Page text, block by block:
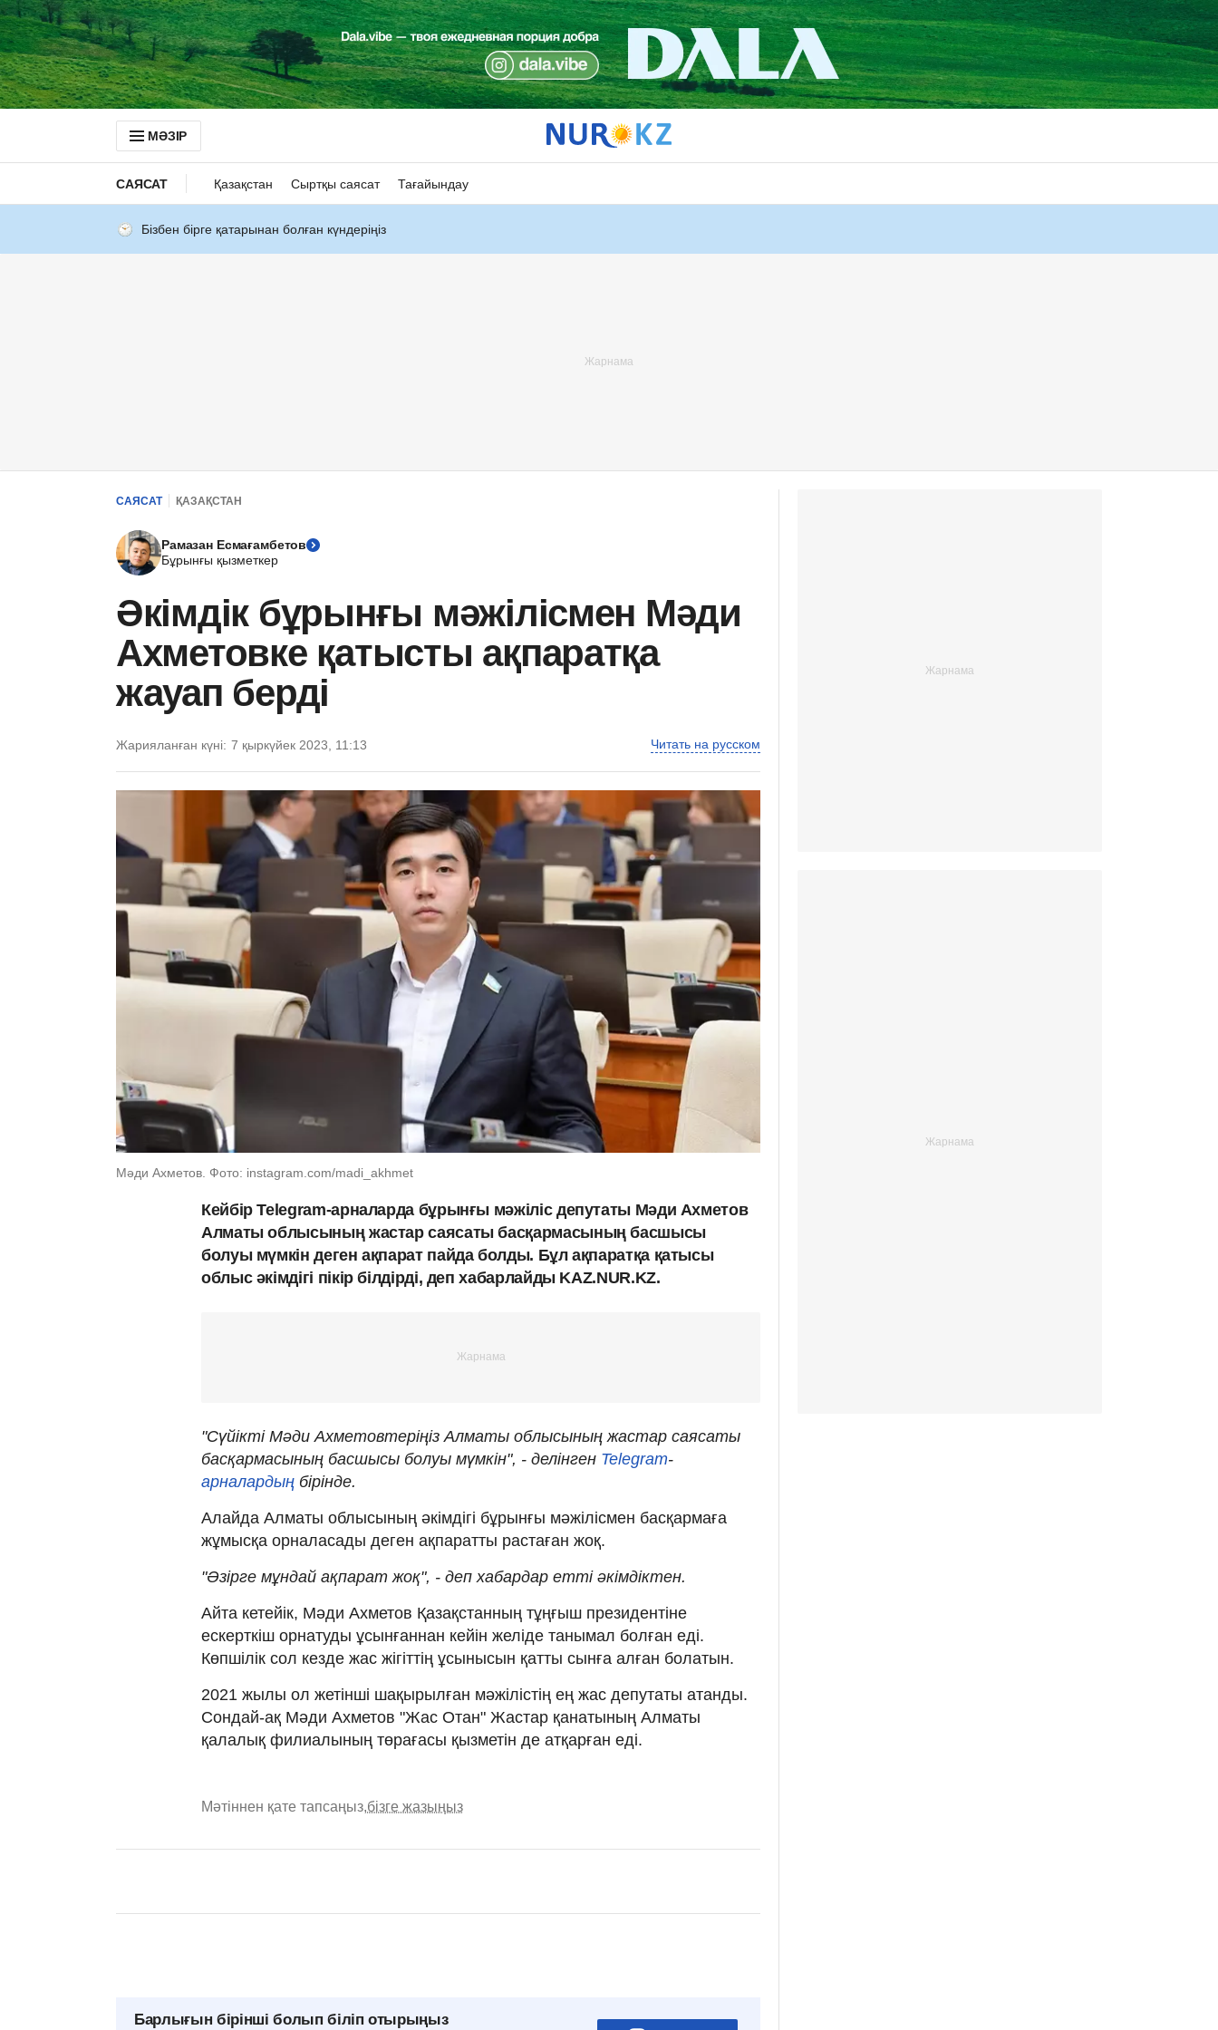
МӘЗІР
САЯСАТ Қазақстан Сыртқы саясат Тағайындау
Бізбен бірге қатарынан болған күндеріңіз
САЯСАТ ҚАЗАҚСТАН
Рамазан Есмағамбетов
Бұрынғы қызметкер
Әкімдік бұрынғы мәжілісмен Мәди
Ахметовке қатысты ақпаратқа
жауап берді
Жарияланған күні: 7 қыркүйек 2023, 11:13 Читать на русском
Мәди Ахметов. Фото: instagram.com/madi_akhmet
Кейбір Telegram-арналарда бұрынғы мәжіліс депутаты Мәди Ахметов
Алматы облысының жастар саясаты басқармасының басшысы
болуы мүмкін деген ақпарат пайда болды. Бұл ақпаратқа қатысы
облыс әкімдігі пікір білдірді, деп хабарлайды KAZ.NUR.KZ.
"Сүйікті Мәди Ахметовтеріңіз Алматы облысының жастар саясаты
басқармасының басшысы болуы мүмкін", - делінген Telegram-
арналардың бірінде.
Алайда Алматы облысының әкімдігі бұрынғы мәжілісмен басқармаға
жұмысқа орналасады деген ақпаратты растаған жоқ.
"Әзірге мұндай ақпарат жоқ", - деп хабардар етті әкімдіктен.
Айта кетейік, Мәди Ахметов Қазақстанның тұңғыш президентіне
ескерткіш орнатуды ұсынғаннан кейін желіде танымал болған еді.
Көпшілік сол кезде жас жігіттің ұсынысын қатты сынға алған болатын.
2021 жылы ол жетінші шақырылған мәжілістің ең жас депутаты атанды.
Сондай-ақ Мәди Ахметов "Жас Отан" Жастар қанатының Алматы
қалалық филиалының төрағасы қызметін де атқарған еді.
Мәтіннен қате тапсаңыз,бізге жазыңыз
Барлығын бірінші болып біліп отырыңыз